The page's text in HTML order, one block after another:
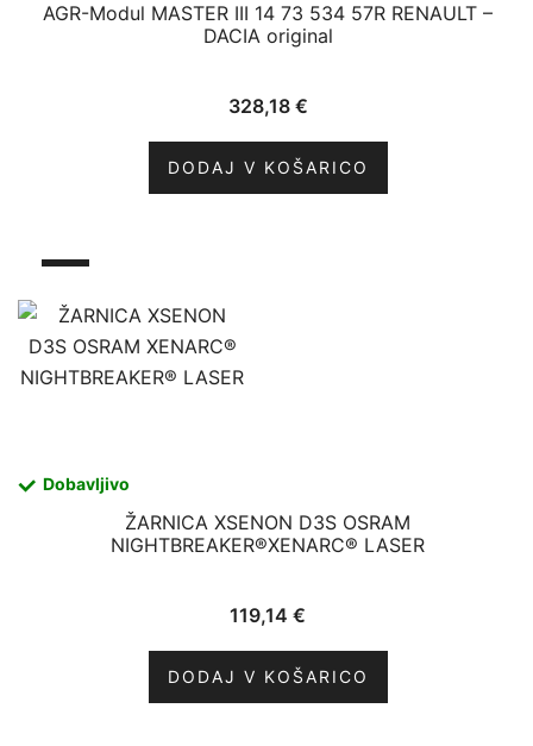
AGR-Modul MASTER III 14 73 534 57R RENAULT –
DACIA original
328,18 €
DODAJ V KOŠARICO
Dobavljivo
ŽARNICA XSENON D3S OSRAM
NIGHTBREAKER®XENARC® LASER
119,14 €
DODAJ V KOŠARICO